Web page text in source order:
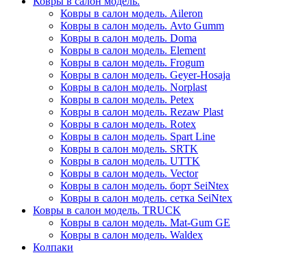
Ковры в салон модель. Aileron
Ковры в салон модель. Avto Gumm
Ковры в салон модель. Doma
Ковры в салон модель. Element
Ковры в салон модель. Frogum
Ковры в салон модель. Geyer-Hosaja
Ковры в салон модель. Norplast
Ковры в салон модель. Petex
Ковры в салон модель. Rezaw Plast
Ковры в салон модель. Rotex
Ковры в салон модель. Spart Line
Ковры в салон модель. SRTK
Ковры в салон модель. UTTK
Ковры в салон модель. Vector
Ковры в салон модель. борт SeiNtex
Ковры в салон модель. сетка SeiNtex
Ковры в салон модель. TRUCK
Ковры в салон модель. Mat-Gum GE
Ковры в салон модель. Waldex
Колпаки